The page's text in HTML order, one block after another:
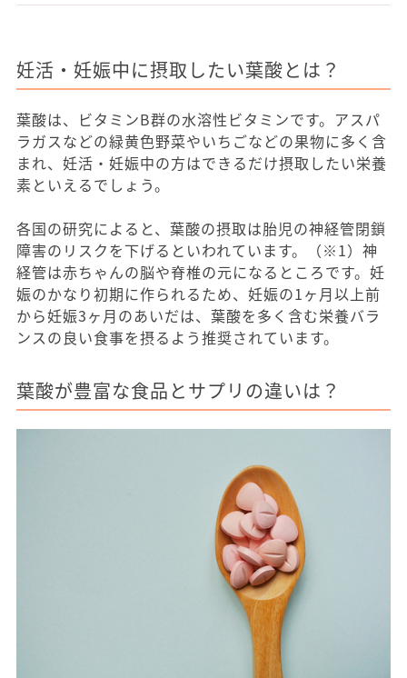
妊活・妊娠中に摂取したい葉酸とは？
葉酸は、ビタミンB群の水溶性ビタミンです。アスパ
ラガスなどの緑黄色野菜やいちごなどの果物に多く含
まれ、妊活・妊娠中の方はできるだけ摂取したい栄養
素といえるでしょう。
各国の研究によると、葉酸の摂取は胎児の神経管閉鎖
障害のリスクを下げるといわれています。（※1）神
経管は赤ちゃんの脳や脊椎の元になるところです。妊
娠のかなり初期に作られるため、妊娠の1ヶ月以上前
から妊娠3ヶ月のあいだは、葉酸を多く含む栄養バラ
ンスの良い食事を摂るよう推奨されています。
葉酸が豊富な食品とサプリの違いは？